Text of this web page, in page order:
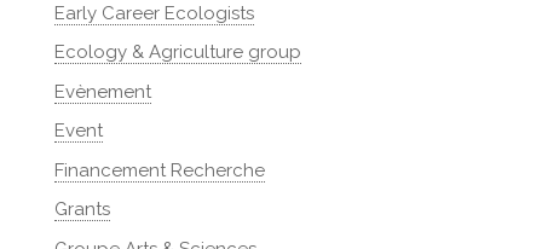
Early Career Ecologists
Ecology & Agriculture group
Evènement
Event
Financement Recherche
Grants